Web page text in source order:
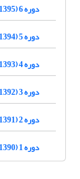
دوره 6 (1395)
دوره 5 (1394)
دوره 4 (1393)
دوره 3 (1392)
دوره 2 (1391)
دوره 1 (1390)